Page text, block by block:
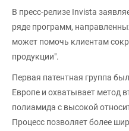
В пресс-релизе Invista
ряде программ,
может помочь клиентам
продукции".
Первая патентная группа
Европе и охватывает метод
полиамида с высокой
Процесс позволяет более